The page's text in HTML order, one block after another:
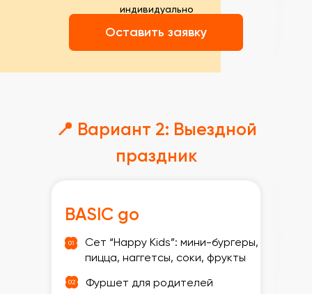
индивидуально
Оставить заявку
📍 Вариант 2: Выездной
праздник
Сет “Happy Kids”: мини-бургеры,
пицца, наггетсы, соки, фрукты
Фуршет для родителей
BASIC go